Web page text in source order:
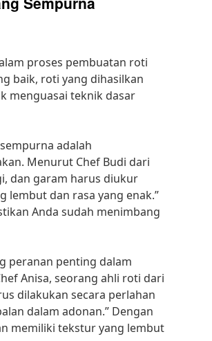
proses pembuatan roti
baik, roti yang dihasilkan
menguasai teknik dasar
adalah
Menurut Chef Budi dari
dan garam harus diukur
dan rasa yang enak.”
Anda sudah menimbang
peranan penting dalam
Anisa, seorang ahli roti dari
dilakukan secara perlahan
dalam adonan.” Dengan
memiliki tekstur yang lembut